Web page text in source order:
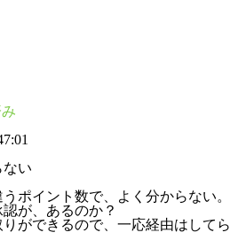
ない
ポイント数で、よく分からない。
が、あるのか？
ができるので、一応経由はしてら